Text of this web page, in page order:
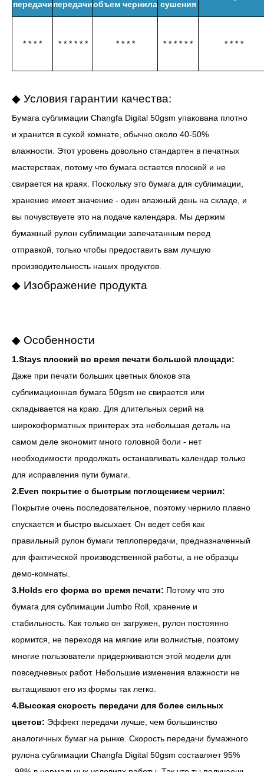
передачипередачиобъем чернила сушения
* * * * * * * * * * * * * * * * * * * * * * * *
◆ Условия гарантии качества:
Бумага сублимации Changfa Digital 50gsm упакована плотно
и хранится в сухой комнате, обычно около 40-50%
влажности. Этот уровень довольно стандартен в печатных
мастерствах, потому что бумага остается плоской и не
свирается на краях. Поскольку это бумага для сублимации,
хранение имеет значение - один влажный день на складе, и
вы почувствуете это на подаче календара. Мы держим
бумажный рулон сублимации запечатанным перед
отправкой, только чтобы предоставить вам лучшую
производительность наших продуктов.
◆ Изображение продукта
◆ Особенности
1.Stays плоский во время печати большой площади:
Даже при печати больших цветных блоков эта
сублимационная бумага 50gsm не свирается или
складывается на краю. Для длительных серий на
широкоформатных принтерах эта небольшая деталь на
самом деле экономит много головной боли - нет
необходимости продолжать останавливать календар только
для исправления пути бумаги.
2.Even покрытие с быстрым поглощением чернил:
Покрытие очень последовательное, поэтому чернило плавно
спускается и быстро высыхает. Он ведет себя как
правильный рулон бумаги теплопередачи, предназначенный
для фактической производственной работы, а не образцы
демо-комнаты.
3.Holds его форма во время печати: Потому что это
бумага для сублимации Jumbo Roll, хранение и
стабильность. Как только он загружен, рулон постоянно
кормится, не переходя на мягкие или волнистые, поэтому
многие пользователи придерживаются этой модели для
повседневных работ. Небольшие изменения влажности не
вытащивают его из формы так легко.
4.Высокая скорость передачи для более сильных
цветов: Эффект передачи лучше, чем большинство
аналогичных бумаг на рынке. Скорость передачи бумажного
рулона сублимации Changfa Digital 50gsm составляет 95%